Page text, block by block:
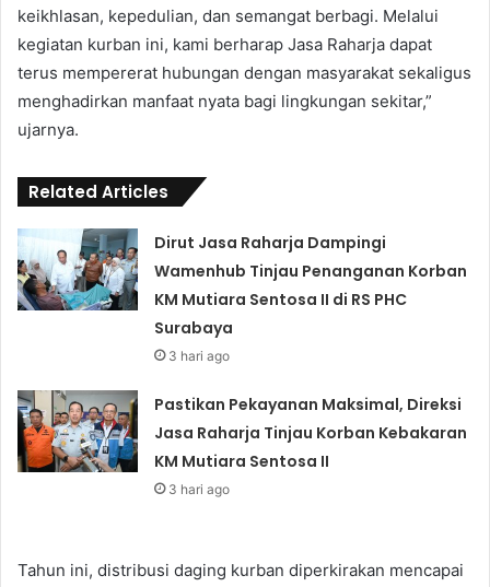
keikhlasan, kepedulian, dan semangat berbagi. Melalui
kegiatan kurban ini, kami berharap Jasa Raharja dapat
terus mempererat hubungan dengan masyarakat sekaligus
menghadirkan manfaat nyata bagi lingkungan sekitar,”
ujarnya.
Related Articles
Dirut Jasa Raharja Dampingi
Wamenhub Tinjau Penanganan Korban
KM Mutiara Sentosa II di RS PHC
Surabaya
3 hari ago
Pastikan Pekayanan Maksimal, Direksi
Jasa Raharja Tinjau Korban Kebakaran
KM Mutiara Sentosa II
3 hari ago
Tahun ini, distribusi daging kurban diperkirakan mencapai